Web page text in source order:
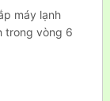
máy lạnh
trong vòng 6